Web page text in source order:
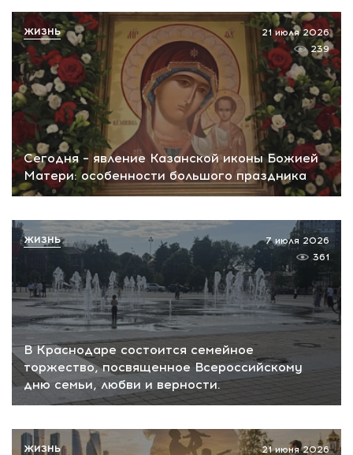
Сегодня – явление Казанской иконы Божией
Матери: особенности большого праздника
21 июля 2026
239
ЖИЗНЬ
В Краснодаре состоится семейное
торжество, посвященное Всероссийскому
дню семьи, любви и верности.
7 июля 2026
361
ЖИЗНЬ
21 июня 2026
ЖИЗНЬ